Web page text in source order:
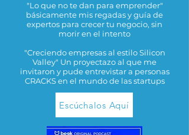
"Lo que no te dan para emprender"
básicamente mis regadas y guía de
expertos para crecer tu negocio, sin
morir en el intento
"Creciendo empresas al estilo Silicon
Valley" Un proyectazo al que me
invitaron y pude entrevistar a personas
CRACKS en el mundo de las startups
Escúchalos Aquí